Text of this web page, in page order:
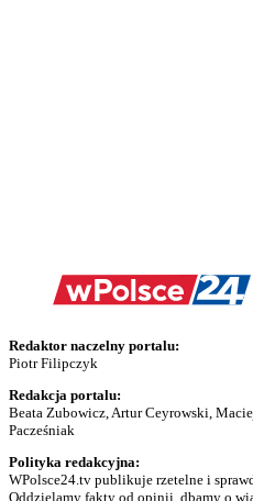
Redaktor naczelny portalu:
Piotr Filipczyk
Redakcja portalu:
Beata Zubowicz, Artur Ceyrowski,
Pacześniak
Polityka redakcyjna:
WPolsce24.tv publikuje rzetelne i
Oddzielamy fakty od opinii, dbamy o